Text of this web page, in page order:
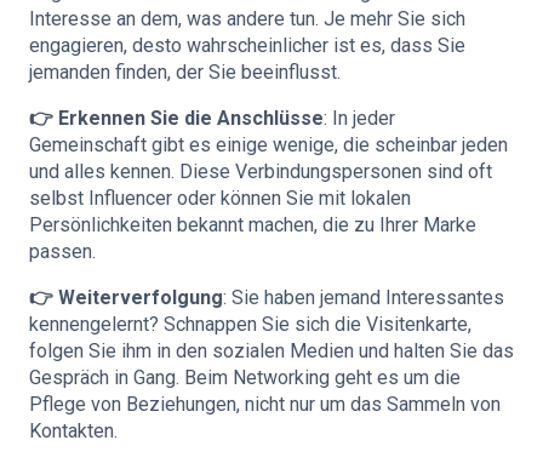
Interesse an dem, was andere tun. Je mehr Sie sich
engagieren, desto wahrscheinlicher ist es, dass Sie
jemanden finden, der Sie beeinflusst.
👉 Erkennen Sie die Anschlüsse: In jeder
Gemeinschaft gibt es einige wenige, die scheinbar jeden
und alles kennen. Diese Verbindungspersonen sind oft
selbst Influencer oder können Sie mit lokalen
Persönlichkeiten bekannt machen, die zu Ihrer Marke
passen.
👉 Weiterverfolgung: Sie haben jemand Interessantes
kennengelernt? Schnappen Sie sich die Visitenkarte,
folgen Sie ihm in den sozialen Medien und halten Sie das
Gespräch in Gang. Beim Networking geht es um die
Pflege von Beziehungen, nicht nur um das Sammeln von
Kontakten.